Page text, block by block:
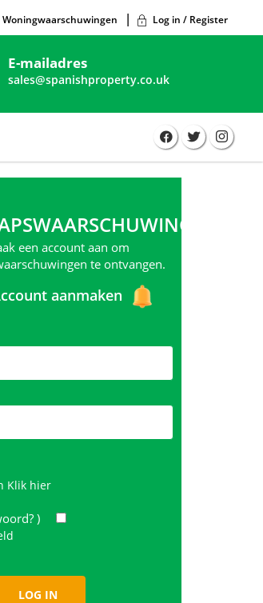
Woningwaarschuwingen Log in / Register
E-mailadres
sales@spanishproperty.co.uk
een account aan om
te ontvangen.
aanmaken
Klik hier
)